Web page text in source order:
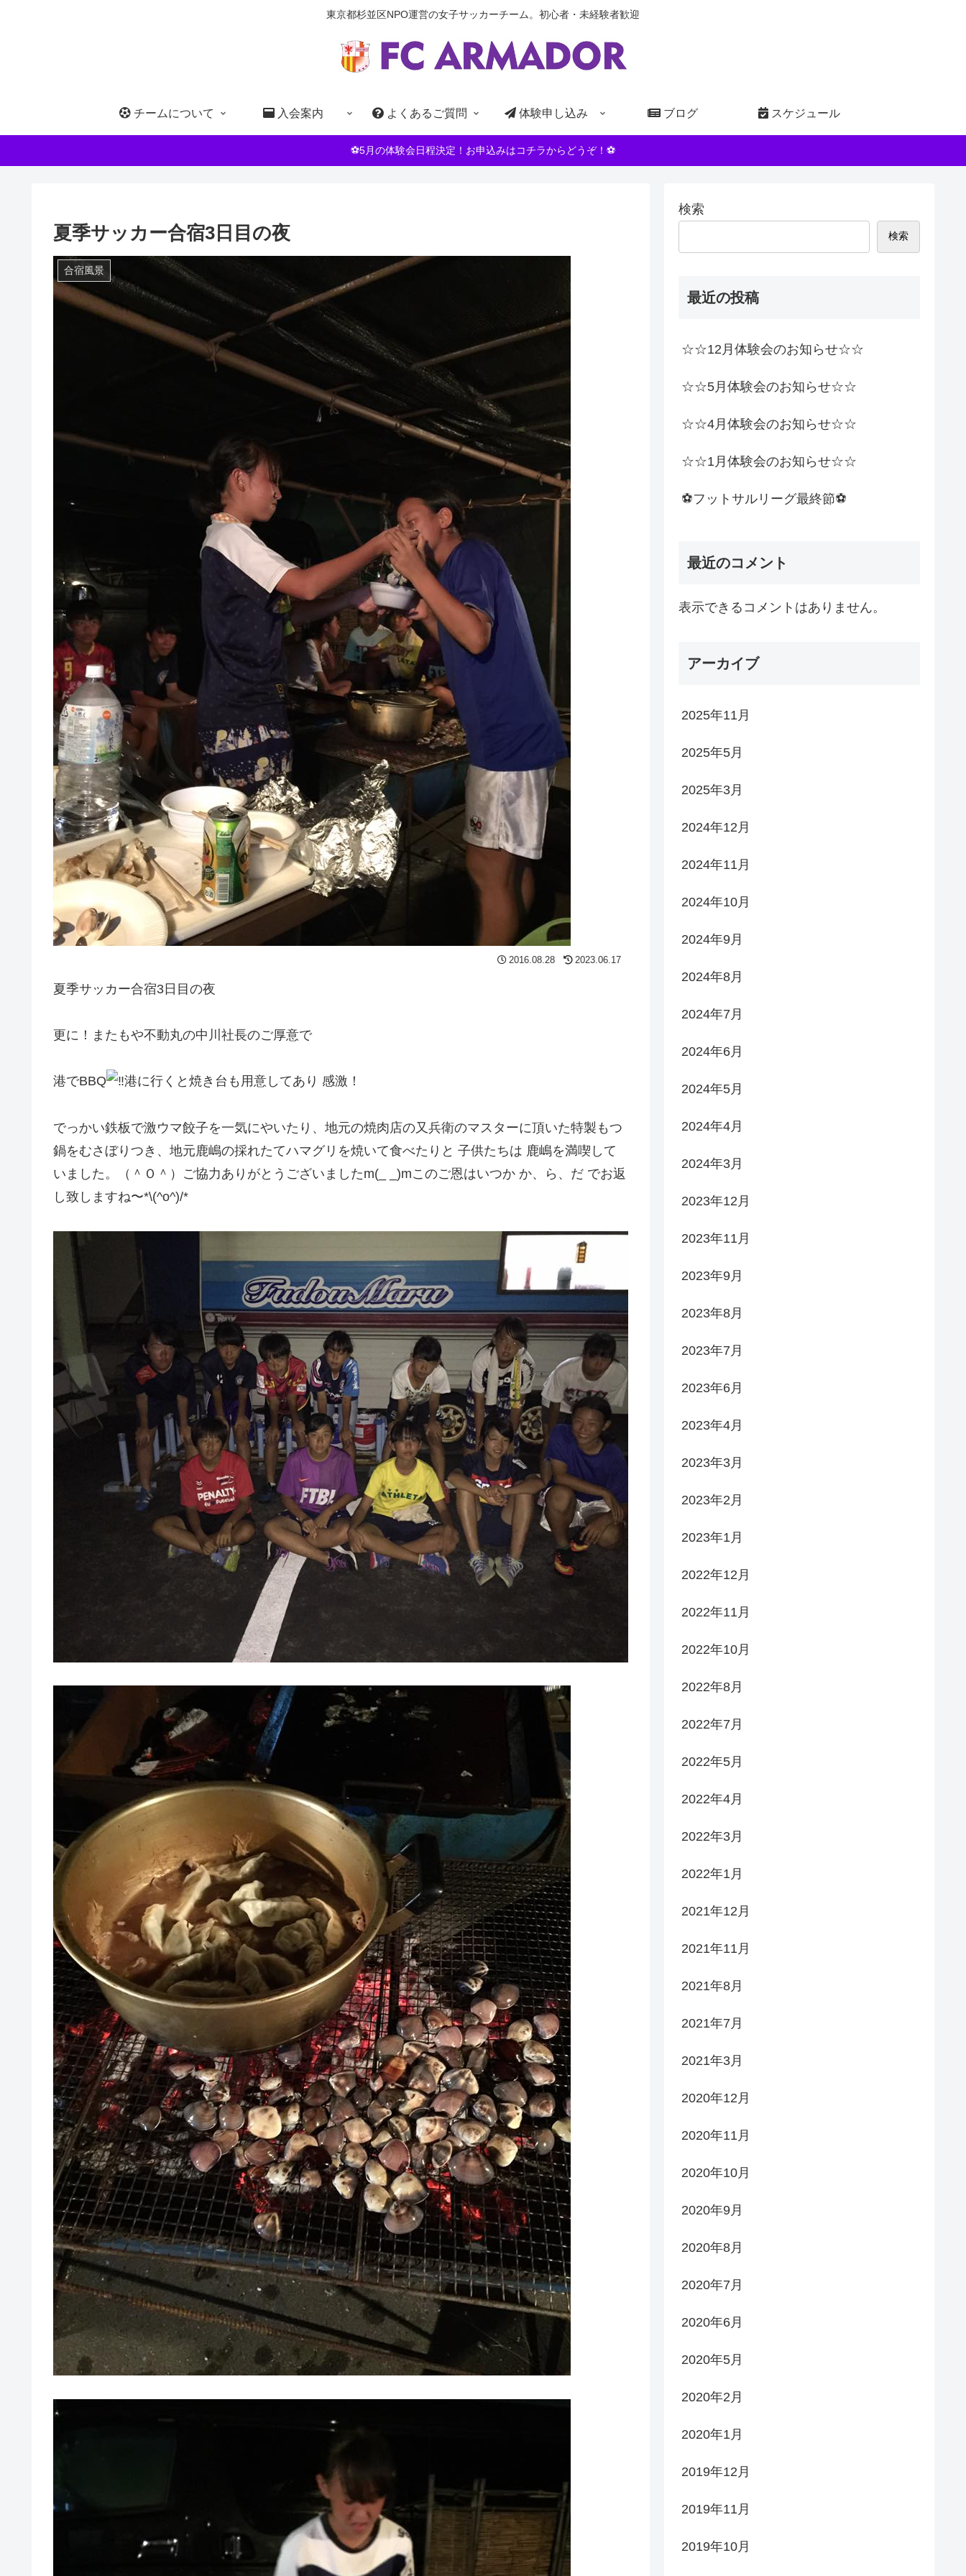
東京都杉並区NPO運営の女子サッカーチーム。初心者・未経験者歓迎
チームについて 入会案内 よくあるご質問 体験申し込み ブログ スケジュール
⚽5月の体験会日程決定！お申込みはコチラからどうぞ！⚽
夏季サッカー合宿3日目の夜
合宿風景
2016.08.28 2023.06.17
夏季サッカー合宿3日目の夜
更に！またもや不動丸の中川社長のご厚意で
港でBBQ 港に行くと焼き台も用意してあり 感激！
でっかい鉄板で激ウマ餃子を一気にやいたり、地元の焼肉店の又兵衛のマスターに頂いた特製もつ
鍋をむさぼりつき、地元鹿嶋の採れたてハマグリを焼いて食べたりと 子供たちは 鹿嶋を満喫して
いました。（＾Ｏ＾）ご協力ありがとうございましたm(_ _)mこのご恩はいつか か、ら、だ でお返
し致しますね〜*\(^o^)/*
検索
検索
最近の投稿
☆☆12月体験会のお知らせ☆☆
☆☆5月体験会のお知らせ☆☆
☆☆4月体験会のお知らせ☆☆
☆☆1月体験会のお知らせ☆☆
⚽️フットサルリーグ最終節⚽️
最近のコメント
表示できるコメントはありません。
アーカイブ
2025年11月
2025年5月
2025年3月
2024年12月
2024年11月
2024年10月
2024年9月
2024年8月
2024年7月
2024年6月
2024年5月
2024年4月
2024年3月
2023年12月
2023年11月
2023年9月
2023年8月
2023年7月
2023年6月
2023年4月
2023年3月
2023年2月
2023年1月
2022年12月
2022年11月
2022年10月
2022年8月
2022年7月
2022年5月
2022年4月
2022年3月
2022年1月
2021年12月
2021年11月
2021年8月
2021年7月
2021年3月
2020年12月
2020年11月
2020年10月
2020年9月
2020年8月
2020年7月
2020年6月
2020年5月
2020年2月
2020年1月
2019年12月
2019年11月
2019年10月